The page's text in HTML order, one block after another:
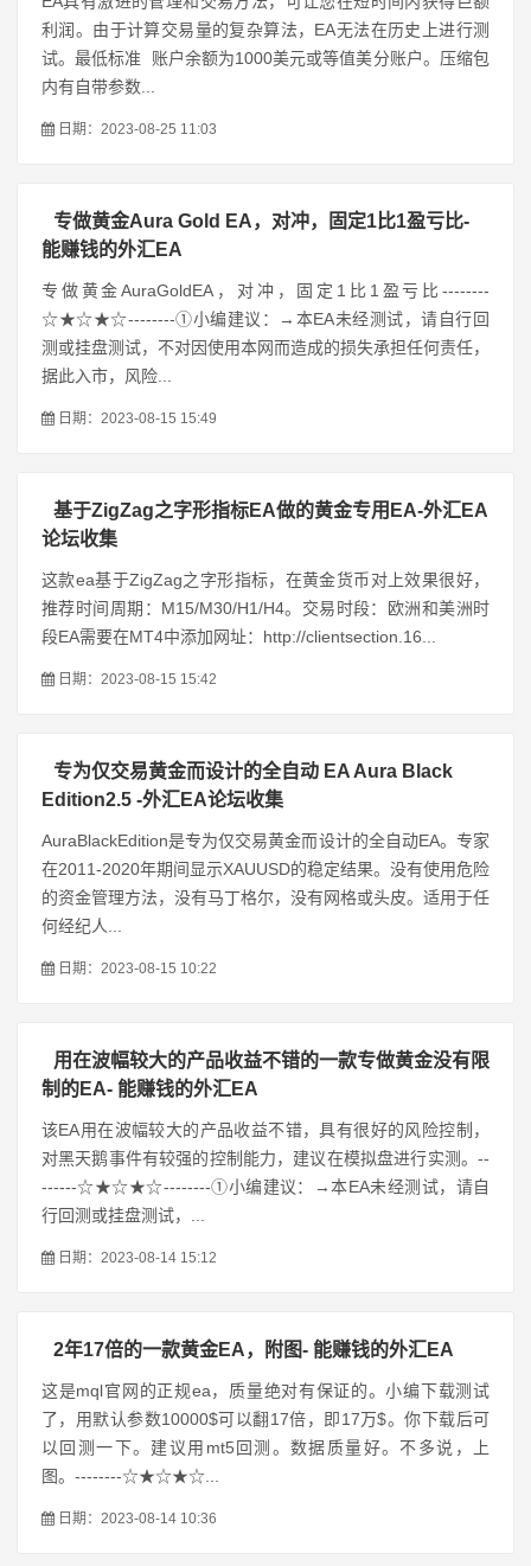
利润。由于计算交易量的复杂算法，EA无法在历史上进行测
试。最低标准 账户余额为1000美元或等值美分账户。压缩包
内有自带参数...
日期：2023-08-25 11:03
专做黄金Aura Gold EA，对冲，固定1比1盈亏比-
能赚钱的外汇EA
专做黄金AuraGoldEA，对冲，固定1比1盈亏比--------
☆★☆★☆--------①小编建议：→本EA未经测试，请自行回
测或挂盘测试，不对因使用本网而造成的损失承担任何责任，
据此入市，风险...
日期：2023-08-15 15:49
基于ZigZag之字形指标EA做的黄金专用EA-外汇EA
论坛收集
这款ea基于ZigZag之字形指标，在黄金货币对上效果很好，
推荐时间周期：M15/M30/H1/H4。交易时段：欧洲和美洲时
段EA需要在MT4中添加网址：http://clientsection.16...
日期：2023-08-15 15:42
专为仅交易黄金而设计的全自动 EA Aura Black
Edition2.5 -外汇EA论坛收集
AuraBlackEdition是专为仅交易黄金而设计的全自动EA。专家
在2011-2020年期间显示XAUUSD的稳定结果。没有使用危险
的资金管理方法，没有马丁格尔，没有网格或头皮。适用于任
何经纪人...
日期：2023-08-15 10:22
用在波幅较大的产品收益不错的一款专做黄金没有限
制的EA- 能赚钱的外汇EA
该EA用在波幅较大的产品收益不错，具有很好的风险控制，
对黑天鹅事件有较强的控制能力，建议在模拟盘进行实测。--
------☆★☆★☆--------①小编建议：→本EA未经测试，请自
行回测或挂盘测试，...
日期：2023-08-14 15:12
2年17倍的一款黄金EA，附图- 能赚钱的外汇EA
这是mql官网的正规ea，质量绝对有保证的。小编下载测试
了，用默认参数10000$可以翻17倍，即17万$。你下载后可
以回测一下。建议用mt5回测。数据质量好。不多说，上
图。--------☆★☆★☆...
日期：2023-08-14 10:36